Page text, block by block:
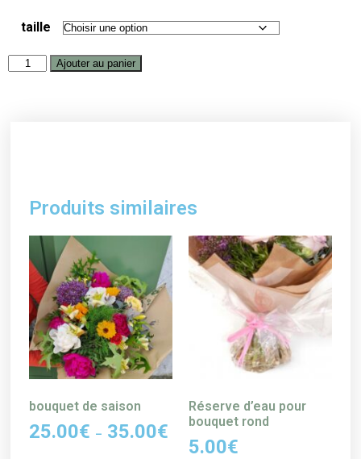
taille
Ajouter au panier
Produits similaires
bouquet de saison
25.00€ – 35.00€
Réserve d’eau pour
bouquet rond
5.00€